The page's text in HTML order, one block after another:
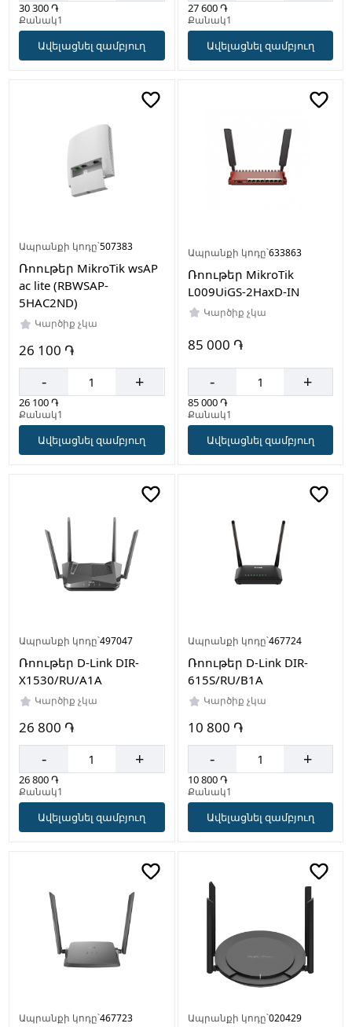
30 300 ֏
Քանակ1
Ավելացնել զամբյուղ
27 600 ֏
Քանակ1
Ավելացնել զամբյուղ
Ապրանքի կոդը՝507383
Ռոութեր MikroTik wsAP
ac lite (RBWSAP-
5HAC2ND)
Կարծիք չկա
26 100 ֏
- +
26 100 ֏
Քանակ1
Ավելացնել զամբյուղ
Ապրանքի կոդը՝633863
Ռոութեր MikroTik
L009UiGS-2HaxD-IN
Կարծիք չկա
85 000 ֏
- +
85 000 ֏
Քանակ1
Ավելացնել զամբյուղ
Ապրանքի կոդը՝497047
Ռոութեր D-Link DIR-
X1530/RU/A1A
Կարծիք չկա
26 800 ֏
- +
26 800 ֏
Քանակ1
Ավելացնել զամբյուղ
Ապրանքի կոդը՝467724
Ռոութեր D-Link DIR-
615S/RU/B1A
Կարծիք չկա
10 800 ֏
- +
10 800 ֏
Քանակ1
Ավելացնել զամբյուղ
Ապրանքի կոդը՝467723 Ապրանքի կոդը՝020429